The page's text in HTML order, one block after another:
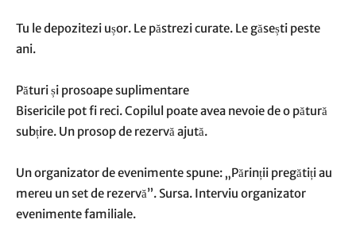
Tu le depozitezi ușor. Le păstrezi curate. Le găsești peste
ani.
Pături și prosoape suplimentare
Bisericile pot fi reci. Copilul poate avea nevoie de o pătură
subțire. Un prosop de rezervă ajută.
Un organizator de evenimente spune: „Părinții pregătiți au
mereu un set de rezervă”. Sursa. Interviu organizator
evenimente familiale.